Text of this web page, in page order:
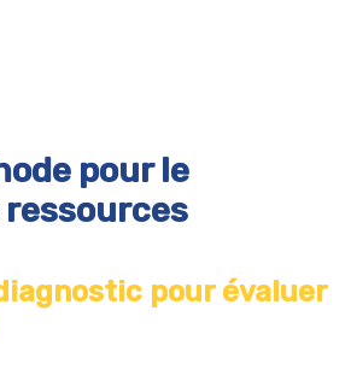
pour le
pour évaluer